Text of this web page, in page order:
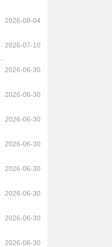
2026-08-04
2026-07-10
2026-06-30
2026-06-30
2026-06-30
2026-06-30
2026-06-30
2026-06-30
2026-06-30
2026-06-30